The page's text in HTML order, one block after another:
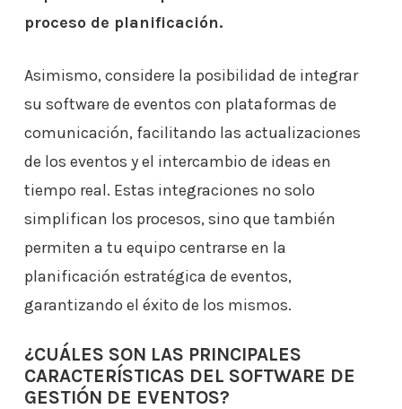
proceso de planificación.
Asimismo, considere la posibilidad de integrar
su software de eventos con plataformas de
comunicación, facilitando las actualizaciones
de los eventos y el intercambio de ideas en
tiempo real. Estas integraciones no solo
simplifican los procesos, sino que también
permiten a tu equipo centrarse en la
planificación estratégica de eventos,
garantizando el éxito de los mismos.
¿CUÁLES SON LAS PRINCIPALES
CARACTERÍSTICAS DEL SOFTWARE DE
GESTIÓN DE EVENTOS?